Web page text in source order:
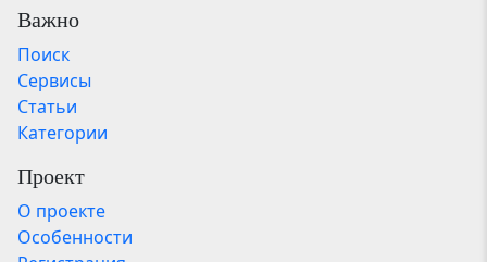
Важно
Поиск
Сервисы
Статьи
Категории
Проект
О проекте
Особенности